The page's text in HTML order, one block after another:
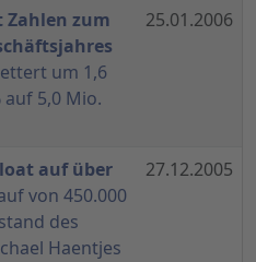
Zahlen zum
um 1,6
auf 5,0 Mio.
25.01.2006
auf über
von 450.000
des
Haentjes
27.12.2005